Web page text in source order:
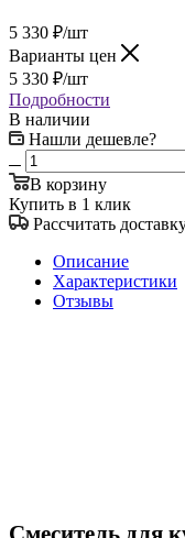
5 330 ₽/шт
Варианты цен
5 330 ₽/шт
Подробности
В наличии
Нашли дешевле?
В корзину
Купить в 1 клик
Рассчитать
Описание
Характеристики
Отзывы